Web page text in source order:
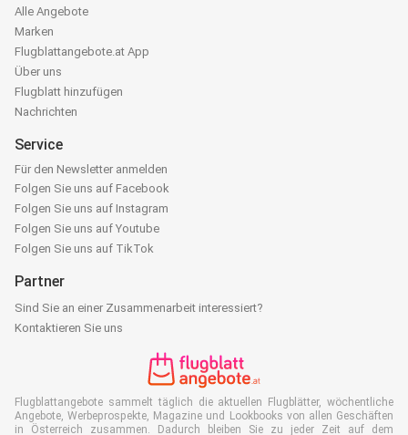
Alle Angebote
Marken
Flugblattangebote.at App
Über uns
Flugblatt hinzufügen
Nachrichten
Service
Für den Newsletter anmelden
Folgen Sie uns auf Facebook
Folgen Sie uns auf Instagram
Folgen Sie uns auf Youtube
Folgen Sie uns auf TikTok
Partner
Sind Sie an einer Zusammenarbeit interessiert?
Kontaktieren Sie uns
Flugblattangebote sammelt täglich die aktuellen Flugblätter, wöchentliche
Angebote, Werbeprospekte, Magazine und Lookbooks von allen Geschäften
in Österreich zusammen. Dadurch bleiben Sie zu jeder Zeit auf dem